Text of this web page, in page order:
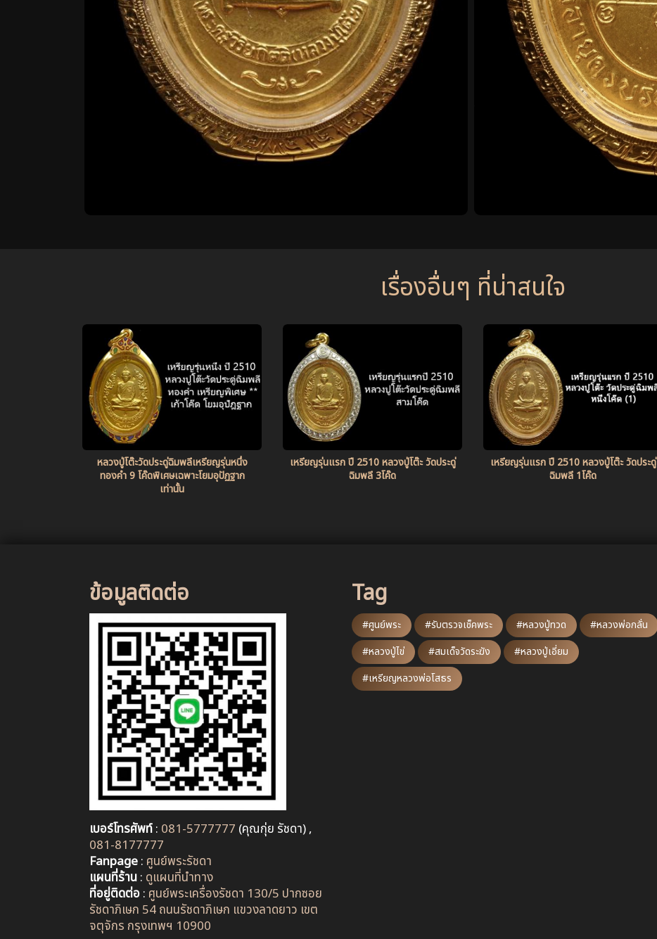
เรื่องอื่นๆ ที่น่าสนใจ
หลวงปู่โต๊ะวัดประดู่ฉิมพลีเหรียญรุ่นหนึ่ง
ทองคำ 9 โค๊ดพิเศษเฉพาะโยมอุปัฏฐาก
เท่านั้น
เหรียญรุ่นแรก ปี 2510 หลวงปู่โต๊ะ วัดประดู่
ฉิมพลี 3โค๊ด
เหรียญรุ่นแรก ปี 2510 หลวงปู่โต๊ะ วัดประดู่
ฉิมพลี 1โค๊ด
ข้อมูลติดต่อ
เบอร์โทรศัพท์: 081-5777777 (คุณกุ่ย รัชดา) ,
081-8177777
Fanpage: ศูนย์พระรัชดา
แผนที่ร้าน: ดูแผนที่นำทาง
ที่อยู่ติดต่อ: ศูนย์พระเครื่องรัชดา 130/5 ปากซอย
รัชดาภิเษก 54 ถนนรัชดาภิเษก แขวงลาดยาว เขต
จตุจักร กรุงเทพฯ 10900
Tag
#ศูนย์พระ #รับตรวจเช็คพระ #หลวงปู่ทวด
#หลวงพ่อกลั่น
#หลวงปู่ไข่
#สมเด็จวัดระฆัง
#หลวงปู่เอี่ยม
#เหรียญหลวงพ่อโสธร